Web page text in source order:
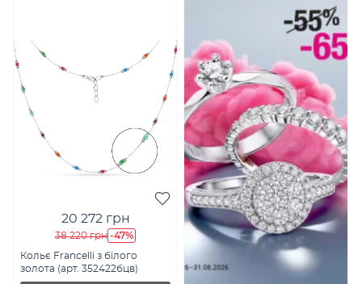
20 272 грн
38 220 грн -47%
Кольє Francelli з білого
золота (арт. 352422бцв)